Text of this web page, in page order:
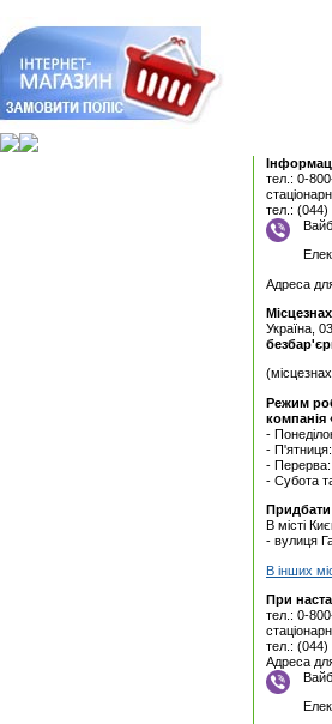
тел.: 0-
тел.:
Адреса
Україна,
Режим
компанія
-
-
-
- Субота
В місті
- вулиця
В інших
При
тел.: 0-
тел.:
Адреса